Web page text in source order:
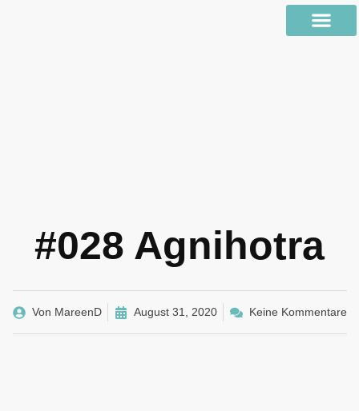
#028 Agnihotra
Von MareenD August 31, 2020 Keine Kommentare